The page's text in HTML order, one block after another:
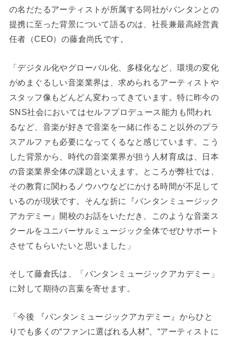
の名だたるアーティストが所属する同社がバンタンとの
提携に至った背景について語るのは、社長兼最高経営責
任者（CEO）の藤倉尚氏です。
「デジタル化やグローバル化、多様化など、環境の変化
がめまぐるしい音楽業界は、求められるアーティストや
スタッフ像もどんどん変わってきています。特に昨今の
SNS社会においてはセルフプロデュース能力も問われ
るなど、音楽が好きで音楽を一緒に作ること以外のプラ
スアルファも必要になってくるなと感じています。こう
した背景から、時代の音楽業界が担う人材育成は、日本
の音楽業界全体の課題といえます。ところが弊社では、
その教育に関わるノウハウなどにかける時間が不足して
いるのが現状です。そんな折に『バンタンミュージック
アカデミー』開校のお話をいただき、このような音楽ス
クールをユニバーサルミュージック全体でぜひサポート
させてもらいたいと思いました」
そして藤倉氏は、「バンタンミュージックアカデミー」
に対して期待の言葉を寄せます。
「今後 『バンタンミュージックアカデミー』からひと
りでも多くの“ファンに選ばれる人材”、“アーティストに